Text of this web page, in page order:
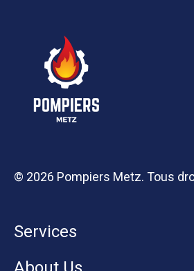
© 2026 Pompiers Metz. Tous
Services